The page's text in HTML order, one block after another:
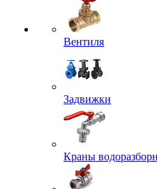
Вентиля
Задвижки
Краны